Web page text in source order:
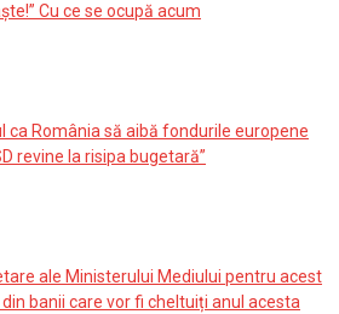
Cu ce se ocupă acum
ca România să aibă fondurile europene
revine la risipa bugetară”
ale Ministerului Mediului pentru acest
din banii care vor fi cheltuiți anul acesta